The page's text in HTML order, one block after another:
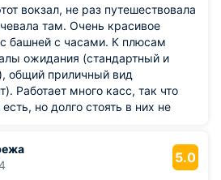
и комнаты отдыха для
людей с ограниченными
вокзала имеется просторный
обслуживает около 48 пар поездов
направлении многих городов
с железнодорожного вокзала
вокзал, не раз путешествовала
там. Очень красивое
башней с часами. К плюсам
ожидания (стандартный и
общий приличный вид
Работает много касс, так что
но долго стоять в них не
как один раз, когда мне
на вокзале, примерно часа в
зала ожидания на первом
5.0